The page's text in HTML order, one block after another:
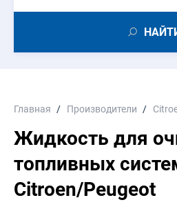
Главная Производители
Жидкость для
топливных
Citroen/Peugeot